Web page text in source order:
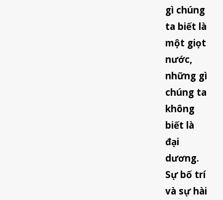
gì chúng
ta biết là
một giọt
nước,
những gì
chúng ta
không
biết là
đại
dương.
Sự bố trí
và sự hài